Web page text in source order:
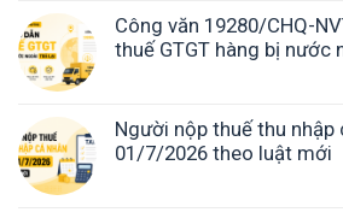
Công văn 19280/CHQ-
thuế GTGT hàng bị nước
Người nộp thuế thu nhập
01/7/2026 theo luật mới